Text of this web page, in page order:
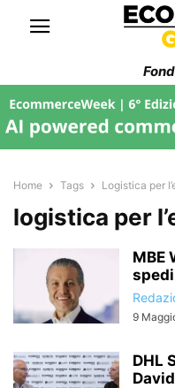
Home Tags Logistica per
logistica per
MBE
9
DHL